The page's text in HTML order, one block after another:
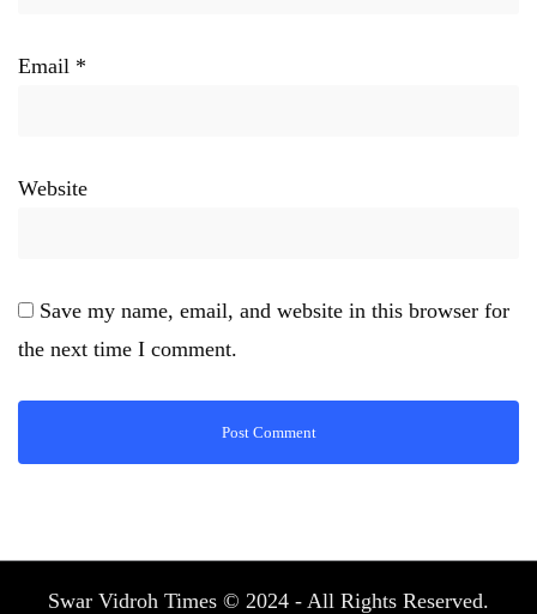
Email *
Website
Save my name, email, and website in this browser for
the next time I comment.
Swar Vidroh Times © 2024 - All Rights Reserved.